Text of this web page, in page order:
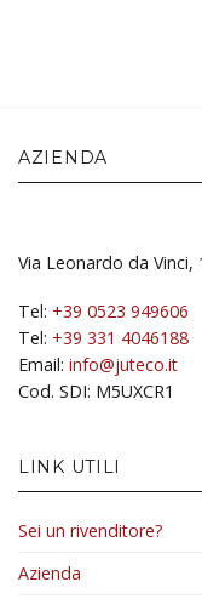
AZIENDA
Via Leonardo da Vinci,
Tel: +39 0523 949606
Tel: +39 331 4046188
Email: info@juteco.it
Cod. SDI: M5UXCR1
LINK UTILI
Sei un rivenditore?
Azienda